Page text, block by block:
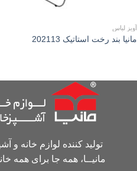
آویز لباس
مانیا بند رخت استاتیک 202113
تولید کننده لوازم خانه و
مانیــا، همه جا برای همه